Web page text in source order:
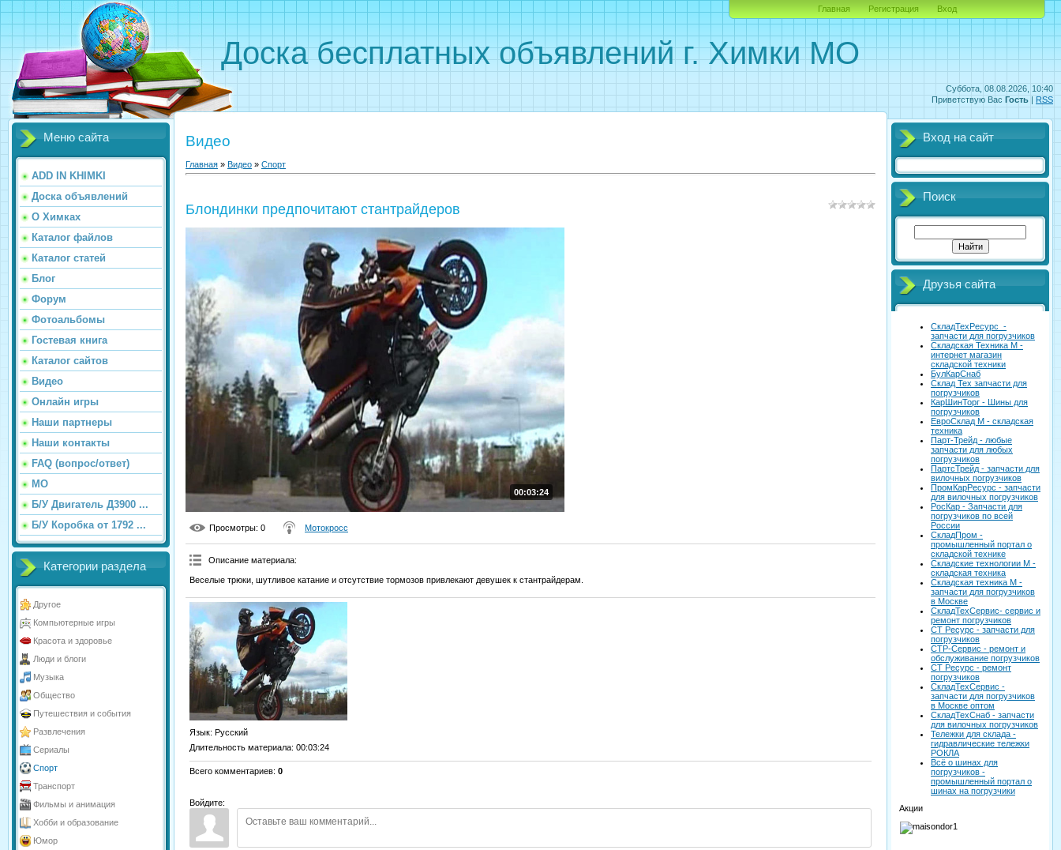
Суббота, 08.08.2026, 10:40
Приветствую Вас Гость | RSS
Доска бесплатных объявлений г. Химки МО
Главная Регистрация Вход
Меню сайта
ADD IN KHIMKI
Доска объявлений
О Химках
Каталог файлов
Каталог статей
Блог
Форум
Фотоальбомы
Гостевая книга
Каталог сайтов
Видео
Онлайн игры
Наши партнеры
Наши контакты
FAQ (вопрос/ответ)
МО
Б/У Двигатель Д3900 ...
Б/У Коробка от 1792 ...
Категории раздела
Другое
Компьютерные игры
Красота и здоровье
Люди и блоги
Музыка
Общество
Путешествия и события
Развлечения
Сериалы
Спорт
Транспорт
Фильмы и анимация
Хобби и образование
Юмор
Видео
Главная » Видео » Спорт
Блондинки предпочитают стантрайдеров
00:03:24
Просмотры: 0 Мотокросс
Описание материала:
Веселые трюки, шутливое катание и отсутствие тормозов привлекают девушек к стантрайдерам.
Язык: Русский
Длительность материала: 00:03:24
Всего комментариев: 0
Войдите:
Вход на сайт
Поиск
Друзья сайта
СкладТехРесурс -
запчасти для погрузчиков
Складская Техника М -
интернет магазин
складской техники
БулКарСнаб
Склад Тех запчасти для
погрузчиков
КарШинТорг - Шины для
погрузчиков
ЕвроСклад М - складская
техника
Парт-Трейд - любые
запчасти для любых
погрузчиков
ПартсТрейд - запчасти для
вилочных погрузчиков
ПромКарРесурс - запчасти
для вилочных погрузчиков
РосКар - Запчасти для
погрузчиков по всей
России
СкладПром -
промышленный портал о
складской технике
Складские технологии М -
складская техника
Складская техника М -
запчасти для погрузчиков
в Москве
СкладТехСервис- сервис и
ремонт погрузчиков
СТ Ресурс - запчасти для
погрузчиков
СТР-Сервис - ремонт и
обслуживание погрузчиков
СТ Ресурс - ремонт
погрузчиков
СкладТехСервис -
запчасти для погрузчиков
в Москве оптом
СкладТехСнаб - запчасти
для вилочных погрузчиков
Тележки для склада -
гидравлические тележки
РОКЛА
Всё о шинах для
погрузчиков -
промышленный портал о
шинах на погрузчики
Акции